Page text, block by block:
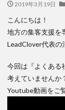
2019年3月19日
こんにちは！
地方の集客支援を
LeadClover代表の
今回は『よくある
考えていませんか
Youtube動画をご